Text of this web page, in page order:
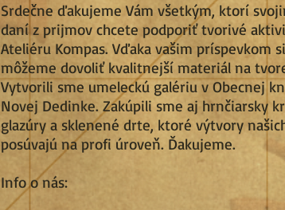
Srdečne ďakujeme Vám všetkým, ktorí
daní z prijmov chcete podporiť tvorivé
Ateliéru Kompas. Vďaka vašim príspevkom si
môžeme dovoliť kvalitnejší materiál na
Vytvorili sme umeleckú galériu v Obecnej
Novej Dedinke. Zakúpili sme aj hrnčiarsky
glazúry a sklenené drte, ktoré výtvory
posúvajú na profi úroveň. Ďakujeme.
Info o nás: